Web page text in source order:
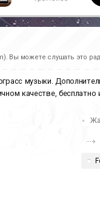
Вы можете слушать это
музыки.
качестве, бесплатно